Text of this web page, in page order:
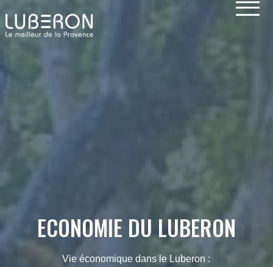
ECONOMIE DU LUBERON
Vie économique dans le Luberon :